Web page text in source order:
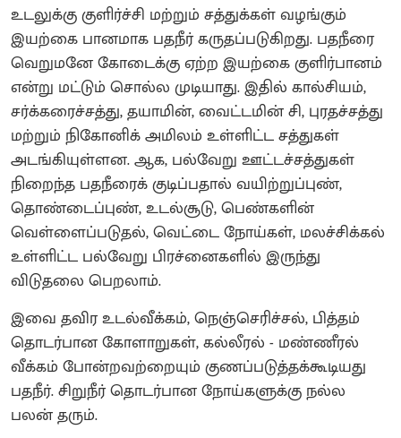
உடலுக்கு குளிர்ச்சி மற்றும் சத்துக்கள் வழங்கும்
இயற்கை பானமாக பதநீர் கருதப்படுகிறது. பதநீரை
வெறுமனே கோடைக்கு ஏற்ற இயற்கை குளிர்பானம்
என்று மட்டும் சொல்ல முடியாது. இதில் கால்சியம்,
சர்க்கரைச்சத்து, தயாமின், வைட்டமின் சி, புரதச்சத்து
மற்றும் நிகோனிக் அமிலம் உள்ளிட்ட சத்துகள்
அடங்கியுள்ளன. ஆக, பல்வேறு ஊட்டச்சத்துகள்
நிறைந்த பதநீரைக் குடிப்பதால் வயிற்றுப்புண்,
தொண்டைப்புண், உடல்சூடு, பெண்களின்
வெள்ளைப்படுதல், வெட்டை நோய்கள், மலச்சிக்கல்
உள்ளிட்ட பல்வேறு பிரச்னைகளில் இருந்து
விடுதலை பெறலாம்.
இவை தவிர உடல்வீக்கம், நெஞ்செரிச்சல், பித்தம்
தொடர்பான கோளாறுகள், கல்லீரல் - மண்ணீரல்
வீக்கம் போன்றவற்றையும் குணப்படுத்தக்கூடியது
பதநீர். சிறுநீர் தொடர்பான நோய்களுக்கு நல்ல
பலன் தரும்.